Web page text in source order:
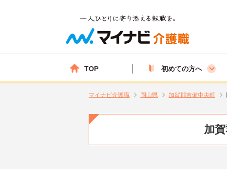
TOP 初めての方へ
マイナビ介護職 岡山県 加賀郡吉備中央町
加